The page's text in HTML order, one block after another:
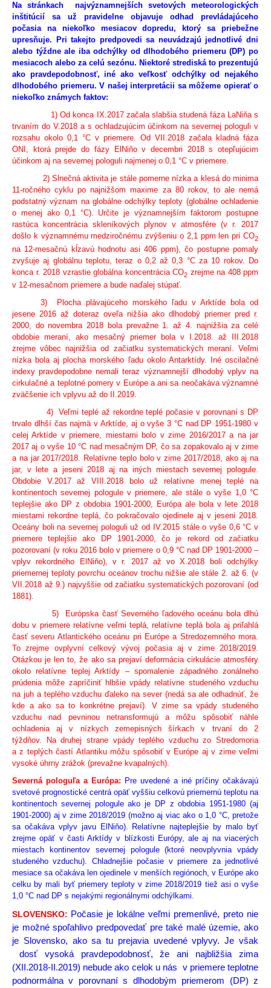
Na stránkach najvýznamnejších svetových meteorologických
inštitúcií sa už pravidelne objavuje odhad prevládajúceho
počasia na niekoľko mesiacov dopredu, ktorý sa priebežne
upresňuje. Pri takejto predpovedi sa neuvádzajú jednotlivé dni
alebo týždne ale iba odchýlky od dlhodobého priemeru (DP) po
mesiacoch alebo za celú sezónu. Niektoré strediská to prezentujú
ako pravdepodobnosť, iné ako veľkosť odchýlky od nejakého
dlhodobého priemeru. V našej interpretácii sa môžeme opierať o
niekoľko známych faktov:
1) Od konca IX.2017 začala slabšia studená fáza LaNiňa s
trvaním do V.2018 a s ochladzujúcim účinkom na severnej pologuli v
rozsahu okolo 0,1 °C v priemere. Od VII.2018 začala kladná fáza
ONI, ktorá prejde do fázy ElNiňo v decembri 2018 s otepľujúcim
účinkom aj na severnej pologuli najmenej o 0,1 °C v priemere.
2) Slnečná aktivita je stále pomerne nízka a klesá do minima
11-ročného cyklu po najnižšom maxime za 80 rokov, to ale nemá
podstatný význam na globálne odchýlky teploty (globálne ochladenie
o menej ako 0,1 °C). Určite je významnejším faktorom postupne
rastúca koncentrácia skleníkových plynov v atmosfére (v r. 2017
došlo k významnému medziročnému zvýšeniu o 2,1 ppm len pri CO2
na 12-mesačnú kĺzavú hodnotu asi 406 ppm), čo postupne pomaly
zvyšuje aj globálnu teplotu, teraz o 0,2 až 0,3 °C za 10 rokov. Do
konca r. 2018 vzrastie globálna koncentrácia CO2 zrejme na 408 ppm
v 12-mesačnom priemere a bude naďalej stúpať.
3) Plocha plávajúceho morského ľadu v Arktíde bola od
jesene 2016 až doteraz oveľa nižšia ako dlhodobý priemer pred r.
2000, do novembra 2018 bola prevažne 1. až 4. najnižšia za celé
obdobie meraní, ako mesačný priemer bola v I.2018. až III.2018
zrejme vôbec najnižšia od začiatku systematických meraní. Veľmi
nízka bola aj plocha morského ľadu okolo Antarktídy. Iné oscilačné
indexy pravdepodobne nemali teraz významnejší dlhodobý vplyv na
cirkulačné a teplotné pomery v Európe a ani sa neočakáva významné
zväčšenie ich vplyvu až do II.2019.
4) Veľmi teplé až rekordne teplé počasie v porovnaní s DP
trvalo dlhší čas najmä v Arktíde, aj o vyše 3 °C nad DP 1951-1980 v
celej Arktíde v priemere, miestami bolo v zime 2016/2017 a na jar
2017 aj o vyše 10 °C nad mesačným DP, čo sa zopakovalo aj v zime
a na jar 2017/2018. Relatívne teplo bolo v zime 2017/2018, ako aj na
jar, v lete a jeseni 2018 aj na iných miestach severnej pologule.
Obdobie V.2017 až VIII.2018 bolo už relatívne menej teplé na
kontinentoch severnej pologule v priemere, ale stále o vyše 1,0 °C
teplejšie ako DP z obdobia 1901-2000, Európa ale bola v lete 2018
miestami rekordne teplá, čo pokračovalo ojedinele aj v jeseni 2018.
Oceány boli na severnej pologuli už od IV.2015 stále o vyše 0,6 °C v
priemere teplejšie ako DP 1901-2000, čo je rekord od začiatku
pozorovaní (v roku 2016 bolo v priemere o 0,9 °C nad DP 1901-2000 –
vplyv rekordného ElNiňo), v r. 2017 až vo X.2018 boli odchýlky
priemernej teploty povrchu oceánov trochu nižšie ale stále 2. až 6. (v
VII.2018 až 9.) najvyššie od začiatku systematických pozorovaní (od
1881).
5) Európska časť Severného ľadového oceánu bola dlhú
dobu v priemere relatívne veľmi teplá, relatívne teplá bola aj priľahlá
časť severu Atlantického oceánu pri Európe a Stredozemného mora.
To zrejme ovplyvní celkový vývoj počasia aj v zime 2018/2019.
Otázkou je len to, že ako sa prejaví deformácia cirkulácie atmosféry
okolo relatívne teplej Arktídy – spomalenie západného zonálneho
prúdenia môže zapríčiniť hlbšie vpády relatívne studeného vzduchu
na juh a teplého vzduchu ďaleko na sever (nedá sa ale odhadnúť, že
kde a ako sa to konkrétne prejaví). V zime sa vpády studeného
vzduchu nad pevninou netransformujú a môžu spôsobiť náhle
ochladenia aj v nízkych zemepisných šírkach v trvaní do 2
týždňov. Na druhej strane vpády teplého vzduchu zo Stredomoria
a z teplých častí Atlantiku môžu spôsobiť v Európe aj v zime veľmi
vysoké úhrny zrážok (prevažne kvapalných).
Severná pologuľa a Európa: Pre uvedené a iné príčiny očakávajú
svetové prognostické centrá opäť vyššiu celkovú priemernú teplotu na
kontinentoch severnej pologule ako je DP z obdobia 1951-1980 (aj
1901-2000) aj v zime 2018/2019 (možno aj viac ako o 1,0 °C, pretože
sa očakáva vplyv javu ElNiňo). Relatívne najteplejšie by malo byť
zrejme opäť v časti Arktídy v blízkosti Európy, ale aj na viacerých
miestach kontinentov severnej pologule (ktoré neovplyvnia vpády
studeného vzduchu). Chladnejšie počasie v priemere za jednotlivé
mesiace sa očakáva len ojedinele v menších regiónoch, v Európe ako
celku by mali byť priemery teploty v zime 2018/2019 tiež asi o vyše
1,0 °C nad DP s nejakými regionálnymi odchýlkami.
SLOVENSKO: Počasie je lokálne veľmi premenlivé, preto nie
je možné spoľahlivo predpovedať pre také malé územie, ako
je Slovensko, ako sa tu prejavia uvedené vplyvy. Je však
dosť vysoká pravdepodobnosť, že ani najbližšia zima
(XII.2018-II.2019) nebude ako celok u nás v priemere teplotne
podnormálna v porovnaní s dlhodobým priemerom (DP) z